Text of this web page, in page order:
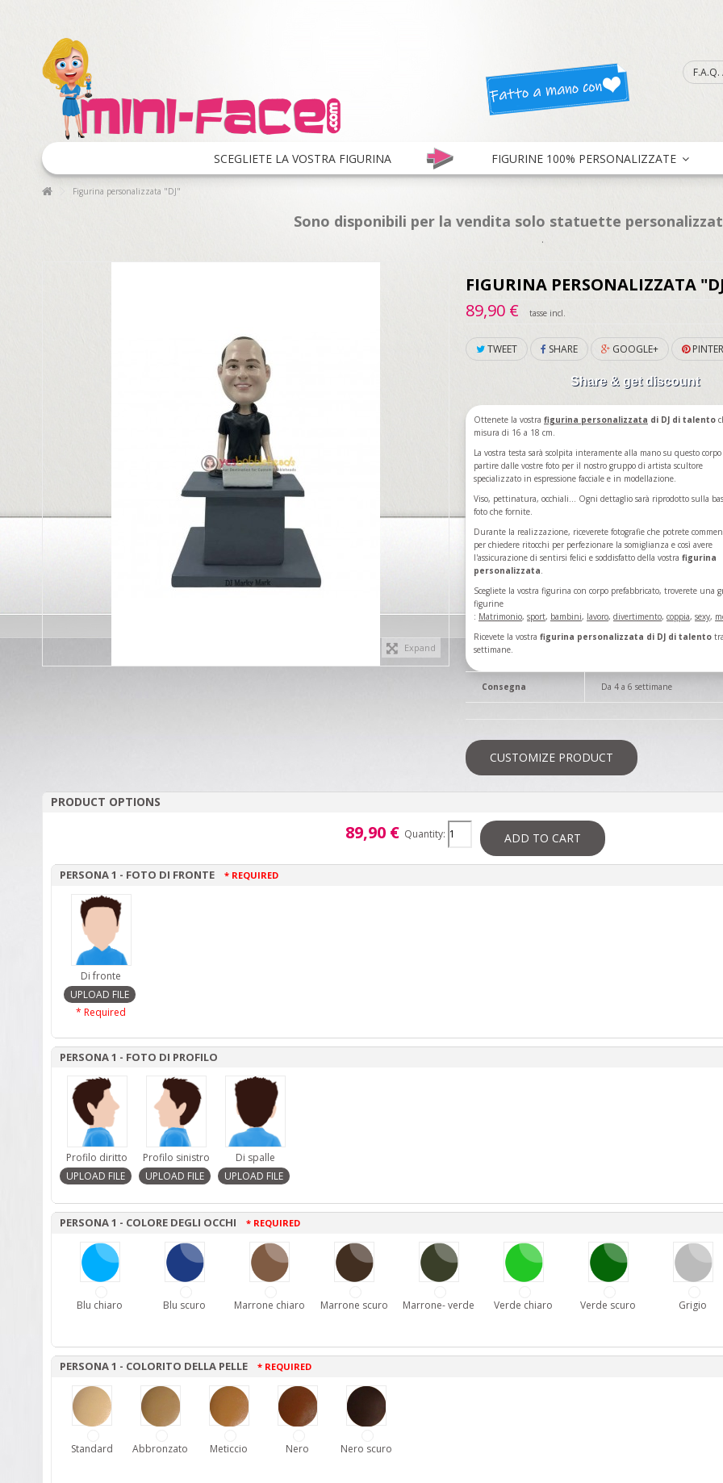
SCEGLIETE LA VOSTRA FIGURINA FIGURINE 100% PERSONALIZZATE
Figurina personalizzata "DJ"
Sono disponibili per la vendita solo statuette
.
Expand
FIGURINA PERSONALIZZATA
89,90 €
tasse incl.
TWEET SHARE GOOGLE+
Share & get discount
Ottenete la vostra figurina personalizzata di DJ di talento
misura di 16 a 18 cm.
La vostra testa sarà scolpita interamente alla mano su questo corpo
partire dalle vostre foto per il nostro gruppo di artista scultore
specializzato in espressione facciale e in modellazione.
Viso, pettinatura, occhiali... Ogni dettaglio sarà riprodotto sulla
foto che fornite.
Durante la realizzazione, riceverete fotografie che potrete
per chiedere ritocchi per perfezionare la somiglianza e così avere
l'assicurazione di sentirsi felici e soddisfatto della vostra figurina
personalizzata.
Scegliete la vostra figurina con corpo prefabbricato, troverete una
figurine
: Matrimonio, sport, bambini, lavoro, divertimento, coppia, sexy,
Ricevete la vostra figurina personalizzata di DJ di talento
settimane.
Consegna Da 4 a 6 settimane
CUSTOMIZE PRODUCT
PRODUCT OPTIONS
89,90 € Quantity: ADD TO CART
PERSONA 1 - FOTO DI FRONTE * REQUIRED
Di fronte
* Required
PERSONA 1 - FOTO DI PROFILO
Profilo diritto Profilo sinistro Di spalle
PERSONA 1 - COLORE DEGLI OCCHI * REQUIRED
Blu chiaro Blu scuro Marrone chiaro Marrone scuro Marrone- verde Verde chiaro Verde scuro Grigio
PERSONA 1 - COLORITO DELLA PELLE * REQUIRED
Standard Abbronzato Meticcio Nero Nero scuro